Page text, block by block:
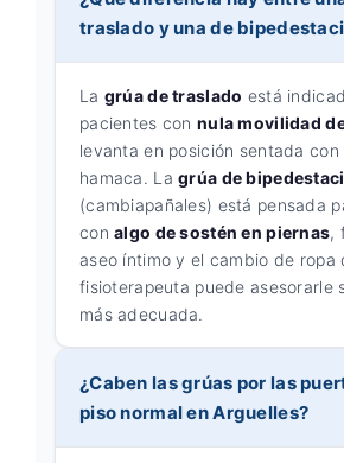
traslado y una de
La grúa de traslado está
pacientes con nula movilidad
levanta en posición sentada
hamaca. Lagrúa de
(cambiapañales) está pensada
conalgo de sostén en piernas,
aseo íntimo y el cambio de ropa
fisioterapeuta puede asesorarle
más adecuada.
¿Caben las grúas por las
piso normal en Arguelles?